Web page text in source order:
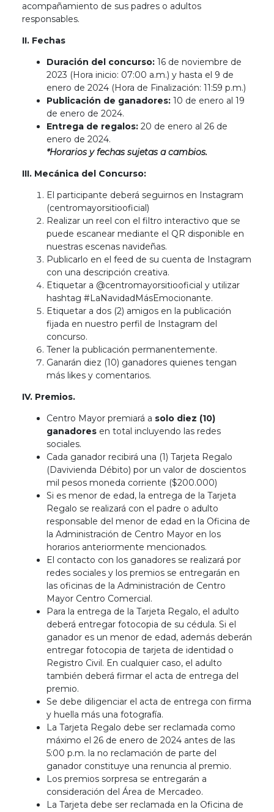
acompañamiento de sus padres o adultos
responsables.
II. Fechas
Duración del concurso: 16 de noviembre de
2023 (Hora inicio: 07:00 a.m.) y hasta el 9 de
enero de 2024 (Hora de Finalización: 11:59 p.m.)
Publicación de ganadores: 10 de enero al 19
de enero de 2024.
Entrega de regalos: 20 de enero al 26 de
enero de 2024.
*Horarios y fechas sujetas a cambios.
III. Mecánica del Concurso:
El participante deberá seguirnos en Instagram
(centromayorsitiooficial)
Realizar un reel con el filtro interactivo que se
puede escanear mediante el QR disponible en
nuestras escenas navideñas.
Publicarlo en el feed de su cuenta de Instagram
con una descripción creativa.
Etiquetar a @centromayorsitiooficial y utilizar
hashtag #LaNavidadMásEmocionante.
Etiquetar a dos (2) amigos en la publicación
fijada en nuestro perfil de Instagram del
concurso.
Tener la publicación permanentemente.
Ganarán diez (10) ganadores quienes tengan
más likes y comentarios.
IV. Premios.
Centro Mayor premiará a solo diez (10)
ganadores en total incluyendo las redes
sociales.
Cada ganador recibirá una (1) Tarjeta Regalo
(Davivienda Débito) por un valor de doscientos
mil pesos moneda corriente ($200.000)
Si es menor de edad, la entrega de la Tarjeta
Regalo se realizará con el padre o adulto
responsable del menor de edad en la Oficina de
la Administración de Centro Mayor en los
horarios anteriormente mencionados.
El contacto con los ganadores se realizará por
redes sociales y los premios se entregarán en
las oficinas de la Administración de Centro
Mayor Centro Comercial.
Para la entrega de la Tarjeta Regalo, el adulto
deberá entregar fotocopia de su cédula. Si el
ganador es un menor de edad, además deberán
entregar fotocopia de tarjeta de identidad o
Registro Civil. En cualquier caso, el adulto
también deberá firmar el acta de entrega del
premio.
Se debe diligenciar el acta de entrega con firma
y huella más una fotografía.
La Tarjeta Regalo debe ser reclamada como
máximo el 26 de enero de 2024 antes de las
5:00 p.m. la no reclamación de parte del
ganador constituye una renuncia al premio.
Los premios sorpresa se entregarán a
consideración del Área de Mercadeo.
La Tarjeta debe ser reclamada en la Oficina de